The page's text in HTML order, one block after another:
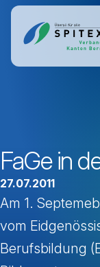
FaGe in
27.07.2011
Am 1.
vom
Berufsbildung